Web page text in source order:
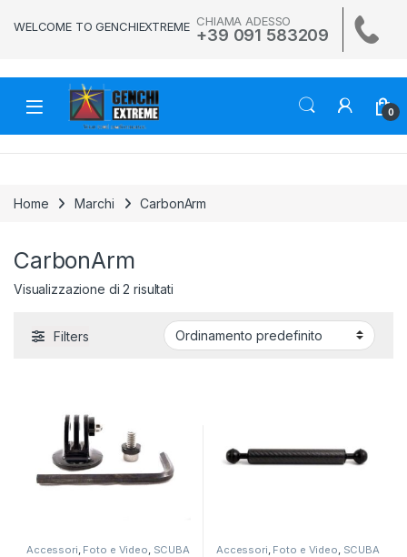
WELCOME TO GENCHIEXTREME CHIAMA ADESSO
+39 091 583209
0
Home Marchi CarbonArm
CarbonArm
Visualizzazione di 2 risultati
Filters
Accessori Foto e Video SCUBA Accessori Foto e Video SCUBA